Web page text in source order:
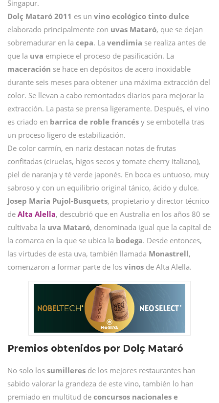
Singapur.
Dolç Mataró 2011 es un vino ecológico tinto dulce
elaborado principalmente con uvas Mataró, que se dejan
sobremadurar en la cepa. La vendimia se realiza antes de
que la uva empiece el proceso de pasificación. La
maceración se hace en depósitos de acero inoxidable
durante seis meses para obtener una máxima extracción del
color. Se llevan a cabo remontados diarios para mejorar la
extracción. La pasta se prensa ligeramente. Después, el vino
es criado en barrica de roble francés y se embotella tras
un proceso ligero de estabilización.
De color carmín, en nariz destacan notas de frutas
confitadas (ciruelas, higos secos y tomate cherry italiano),
piel de naranja y té verde japonés. En boca es untuoso, muy
sabroso y con un equilibrio original tánico, ácido y dulce.
Josep Maria Pujol-Busquets, propietario y director técnico
de Alta Alella, descubrió que en Australia en los años 80 se
cultivaba la uva Mataró, denominada igual que la capital de
la comarca en la que se ubica la bodega. Desde entonces,
las virtudes de esta uva, también llamada Monastrell,
comenzaron a formar parte de los vinos de Alta Alella.
Premios obtenidos por Dolç Mataró
No solo los sumilleres de los mejores restaurantes han
sabido valorar la grandeza de este vino, también lo han
premiado en multitud de concursos nacionales e